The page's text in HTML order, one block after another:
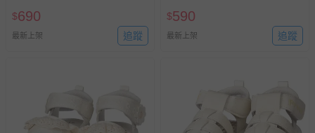
$690
最新上架 追蹤
$590
最新上架 追蹤